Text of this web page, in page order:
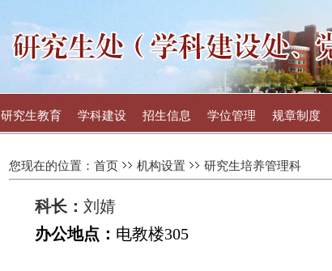
研究生教育 学科建设 招生信息 学位管理 规章制度
您现在的位置： 首页 机构设置 研究生培养管理科
科长： 刘婧
办公地点： 电教楼305